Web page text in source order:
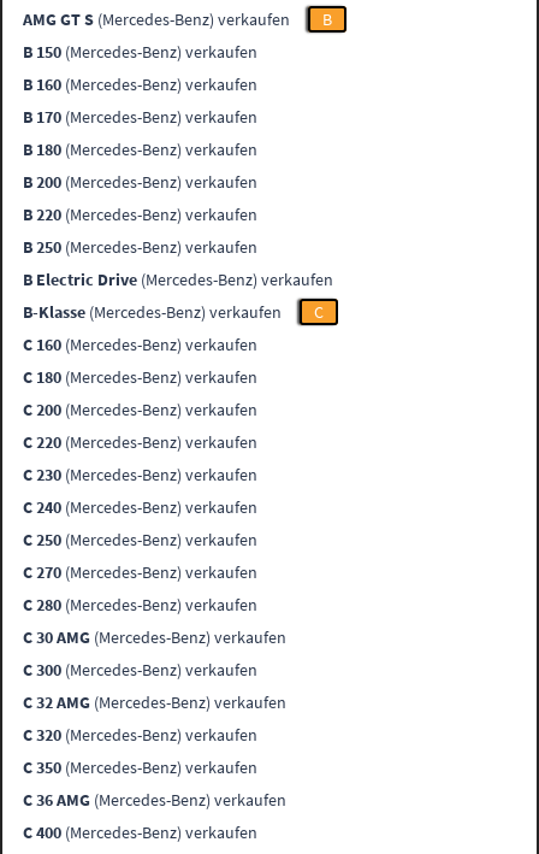
AMG GT S (Mercedes-Benz) verkaufen
B
B 150 (Mercedes-Benz) verkaufen
B 160 (Mercedes-Benz) verkaufen
B 170 (Mercedes-Benz) verkaufen
B 180 (Mercedes-Benz) verkaufen
B 200 (Mercedes-Benz) verkaufen
B 220 (Mercedes-Benz) verkaufen
B 250 (Mercedes-Benz) verkaufen
B Electric Drive (Mercedes-Benz) verkaufen
B-Klasse (Mercedes-Benz) verkaufen
C
C 160 (Mercedes-Benz) verkaufen
C 180 (Mercedes-Benz) verkaufen
C 200 (Mercedes-Benz) verkaufen
C 220 (Mercedes-Benz) verkaufen
C 230 (Mercedes-Benz) verkaufen
C 240 (Mercedes-Benz) verkaufen
C 250 (Mercedes-Benz) verkaufen
C 270 (Mercedes-Benz) verkaufen
C 280 (Mercedes-Benz) verkaufen
C 30 AMG (Mercedes-Benz) verkaufen
C 300 (Mercedes-Benz) verkaufen
C 32 AMG (Mercedes-Benz) verkaufen
C 320 (Mercedes-Benz) verkaufen
C 350 (Mercedes-Benz) verkaufen
C 36 AMG (Mercedes-Benz) verkaufen
C 400 (Mercedes-Benz) verkaufen